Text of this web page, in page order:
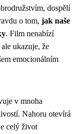
dospělí
o tom, jak naše
. Film nenabízí
ukazuje, že
emocionálním
v mnoha
Nahoru otevírá
celý život